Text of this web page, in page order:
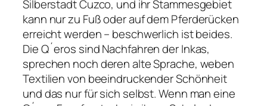
Silberstadt Cuzco, und ihr Stammesgebiet
kann nur zu Fuß oder auf dem Pferderücken
erreicht werden – beschwerlich ist beides.
Die Q´eros sind Nachfahren der Inkas,
sprechen noch deren alte Sprache, weben
Textilien von beeindruckender Schönheit
und das nur für sich selbst. Wenn man eine